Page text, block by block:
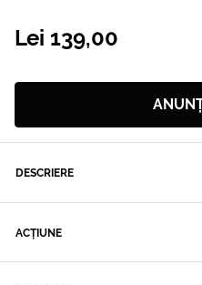
Lei 139,00
DESCRIERE
ACȚIUNE